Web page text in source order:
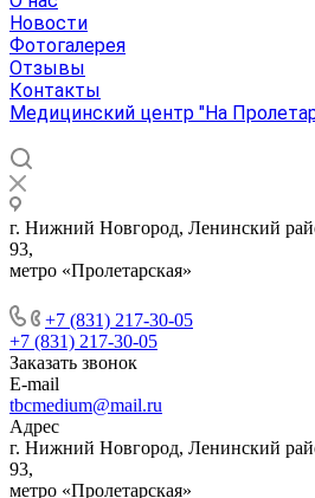
Новости
Фотогалерея
Отзывы
Контакты
Медицинский центр "На
г. Нижний Новгород, Ленинский
93,
метро «Пролетарская»
+7 (831) 217-30-05
+7 (831) 217-30-05
Заказать звонок
E-mail
tbcmedium@mail.ru
Адрес
г. Нижний Новгород, Ленинский
93,
метро «Пролетарская»